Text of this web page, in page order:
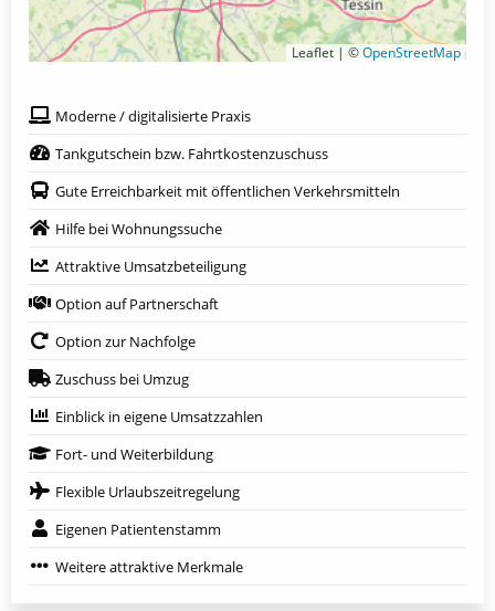
Leaflet | ©OpenStreetMap
Moderne / digitalisierte Praxis
Tankgutschein bzw. Fahrtkostenzuschuss
Gute Erreichbarkeit mit öffentlichen Verkehrsmitteln
Hilfe bei Wohnungssuche
Attraktive Umsatzbeteiligung
Option auf Partnerschaft
Option zur Nachfolge
Zuschuss bei Umzug
Einblick in eigene Umsatzzahlen
Fort- und Weiterbildung
Flexible Urlaubszeitregelung
Eigenen Patientenstamm
Weitere attraktive Merkmale